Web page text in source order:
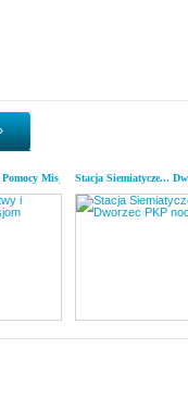
MisjomStacja Siemiatycze...